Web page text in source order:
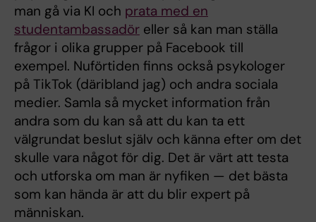
man gå via KI och prata med en
studentambassadör eller så kan man ställa
frågor i olika grupper på Facebook till
exempel. Nuförtiden finns också psykologer
på TikTok (däribland jag) och andra sociala
medier. Samla så mycket information från
andra som du kan så att du kan ta ett
välgrundat beslut själv och känna efter om det
skulle vara något för dig. Det är värt att testa
och utforska om man är nyfiken — det bästa
som kan hända är att du blir expert på
människan.